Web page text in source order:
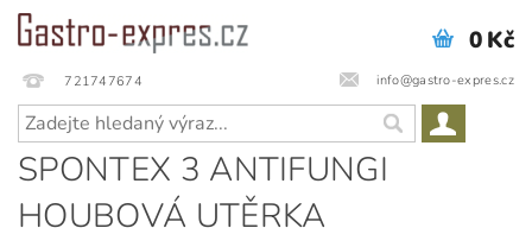
721747674 info@gastro-expres.cz
0 Kč
SPONTEX 3 ANTIFUNGI
HOUBOVÁ UTĚRKA